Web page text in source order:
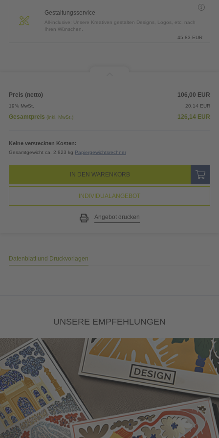
Gestaltungsservice
All-inclusive: Unsere Kreativen gestalten Designs, Logos, etc. nach
Ihren Wünschen.
45,83 EUR
Preis (netto) 106,00 EUR
19% MwSt. 20,14 EUR
Gesamtpreis (inkl. MwSt.) 126,14 EUR
Keine versteckten Kosten:
Gesamtgewicht ca. 2,823 kg Papiergewichtsrechner
IN DEN WARENKORB
INDIVIDUALANGEBOT
Angebot drucken
Datenblatt und Druckvorlagen
UNSERE EMPFEHLUNGEN